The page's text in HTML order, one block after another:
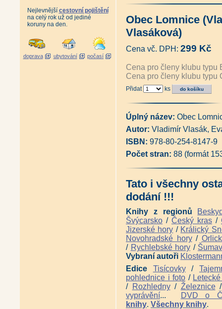
Nejlevnější cestovní pojištění
na celý rok už od jediné
koruny na den.
doprava ubytování počasí
Obec Lomnice
Vlasáková)
Cena vč. DPH: 299 Kč
Cena pro členy klubu typu
Cena pro členy klubu typu
Přidat ks
Úplný název: Obec
Autor: Vladimír Vlasák,
ISBN: 978-80-254-8147-9
Počet stran: 88 (formát
Tato i všechny
dodání !!!
Knihy z regionů
Švýcarsko / Český kras /
Jizerské hory / Králický
Novohradské hory/
/ Rychlebské hory /
Vybraní autoři
Edice Tisícovky/
pohlednice i foto /
/ Rozhledny/ Železnice
vyprávění...
DVD o
knihy. Všechny knihy.